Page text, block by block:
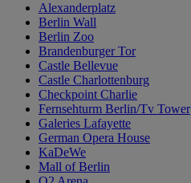
Alexanderplatz
Berlin Wall
Berlin Zoo
Brandenburger Tor
Castle Bellevue
Castle Charlottenburg
Checkpoint Charlie
Fernsehturm Berlin/Tv Tower
Galeries Lafayette
German Opera House
KaDeWe
Mall of Berlin